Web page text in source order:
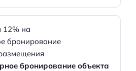
бронирование объекта